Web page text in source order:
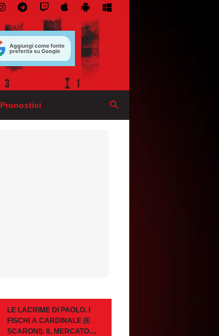
Pronostici
LE LACRIME DI PAOLO. I
FISCHI A CARDINALE (E
SCARONI). IL MERCATO